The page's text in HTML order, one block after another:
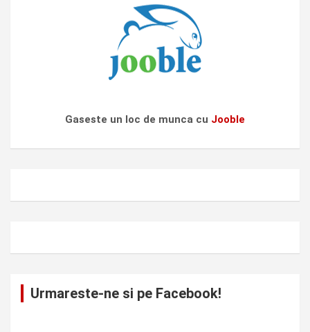
Gaseste un loc de munca cu Jooble
Urmareste-ne si pe Facebook!